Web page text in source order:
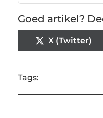
Goed artikel?
X (Twitter)
Tags: